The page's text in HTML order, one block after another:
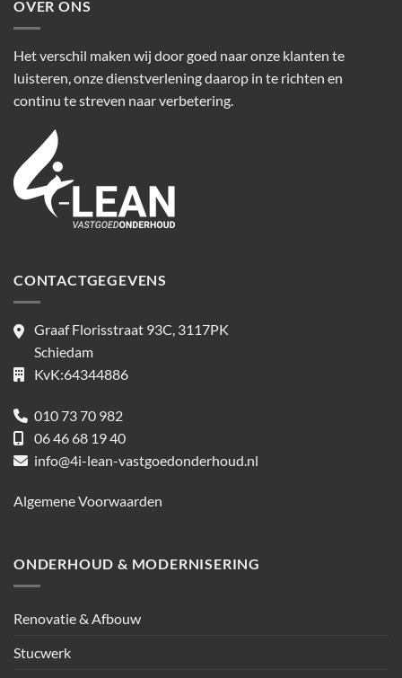
OVER ONS
Het verschil maken wij door goed naar onze klanten te
luisteren, onze dienstverlening daarop in te richten en
continu te streven naar verbetering.
CONTACTGEGEVENS
Graaf Florisstraat 93C, 3117PK
Schiedam
KvK:64344886
010 73 70 982
06 46 68 19 40
info@4i-lean-vastgoedonderhoud.nl
Algemene Voorwaarden
ONDERHOUD & MODERNISERING
Renovatie & Afbouw
Stucwerk